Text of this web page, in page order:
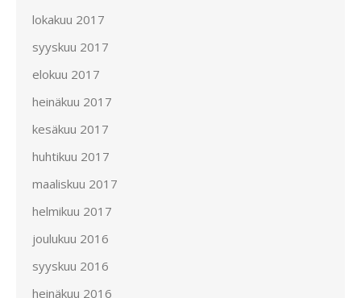
lokakuu 2017
syyskuu 2017
elokuu 2017
heinäkuu 2017
kesäkuu 2017
huhtikuu 2017
maaliskuu 2017
helmikuu 2017
joulukuu 2016
syyskuu 2016
heinäkuu 2016